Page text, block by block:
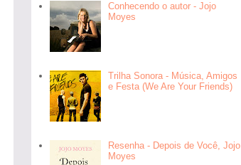
Conhecendo o autor - Jojo
Moyes
Trilha Sonora - Música, Amigos
e Festa (We Are Your Friends)
Resenha - Depois de Você, Jojo
Moyes